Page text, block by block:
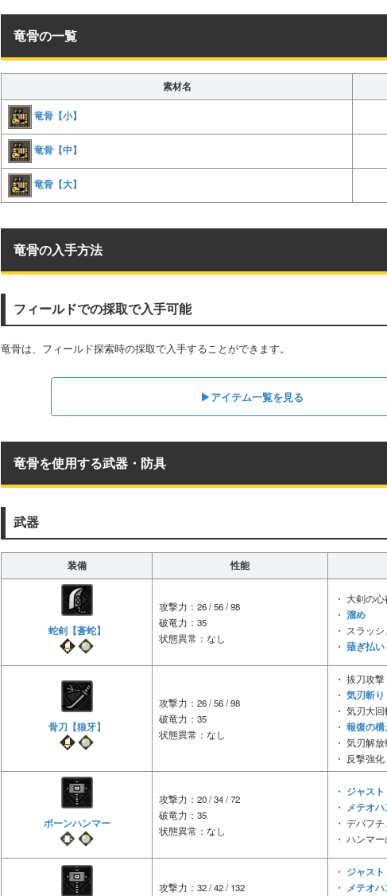
竜骨の一覧
素材名
竜骨【小】
竜骨【中】
竜骨【大】
竜骨の入手方法
フィールドでの採取で入手可能
竜骨は、フィールド探索時の採取で入手することができます。
▶︎アイテム一覧を見る
竜骨を使用する武器・防具
武器
装備 性能
蛇剣【蒼蛇】
攻撃力：26 / 56 / 98
破竜力：35
状態異常：なし
・ 大剣の心
・ 溜め
・ スラッシ
・ 薙ぎ払い
骨刀【狼牙】
攻撃力：26 / 56 / 98
破竜力：35
状態異常：なし
・ 抜刀攻撃
・ 気刃斬り
・ 気刃大
・ 報復の構
・ 気刃解放
・ 反撃強化
ボーンハンマー
攻撃力：20 / 34 / 72
破竜力：35
状態異常：なし
・ ジャスト
・ メテオ
・ デバフ
・ ハンマ
攻撃力：32 / 42 / 132
・ ジャスト
・ メテオ